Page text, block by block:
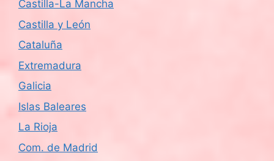
Castilla-La Mancha
Castilla y León
Cataluña
Extremadura
Galicia
Islas Baleares
La Rioja
Com. de Madrid